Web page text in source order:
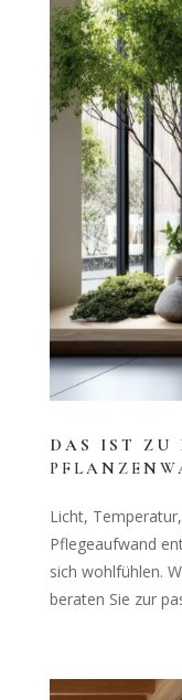
DAS IST ZU
Licht,
Pflegeaufwand
sich wohlfühlen.
beraten Sie zur